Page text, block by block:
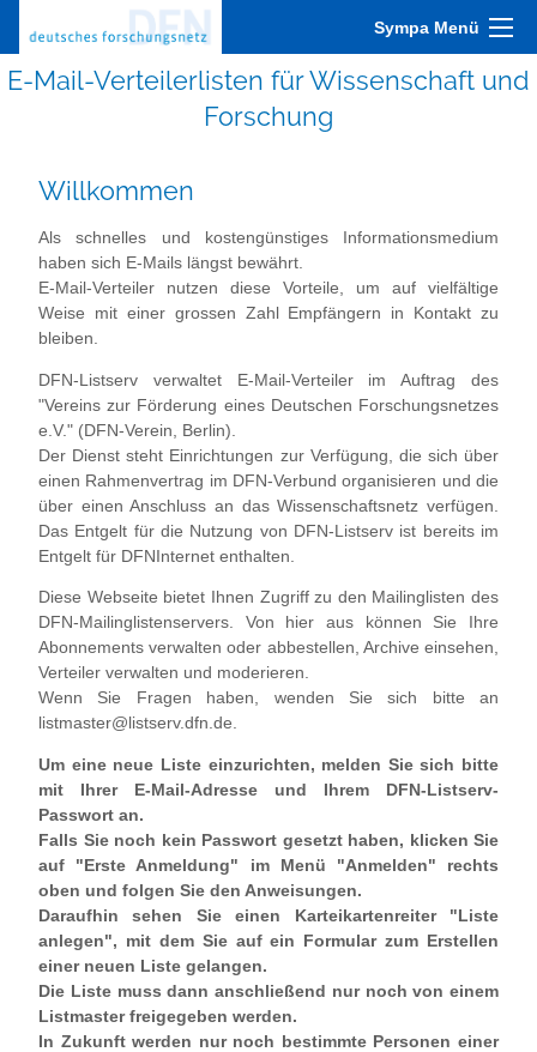
Sympa Menü
E-Mail-Verteilerlisten für Wissenschaft und
Forschung
Willkommen
Als schnelles und kostengünstiges Informationsmedium
haben sich E-Mails längst bewährt.
E-Mail-Verteiler nutzen diese Vorteile, um auf vielfältige
Weise mit einer grossen Zahl Empfängern in Kontakt zu
bleiben.
DFN-Listserv verwaltet E-Mail-Verteiler im Auftrag des
"Vereins zur Förderung eines Deutschen Forschungsnetzes
e.V." (DFN-Verein, Berlin).
Der Dienst steht Einrichtungen zur Verfügung, die sich über
einen Rahmenvertrag im DFN-Verbund organisieren und die
über einen Anschluss an das Wissenschaftsnetz verfügen.
Das Entgelt für die Nutzung von DFN-Listserv ist bereits im
Entgelt für DFNInternet enthalten.
Diese Webseite bietet Ihnen Zugriff zu den Mailinglisten des
DFN-Mailinglistenservers. Von hier aus können Sie Ihre
Abonnements verwalten oder abbestellen, Archive einsehen,
Verteiler verwalten und moderieren.
Wenn Sie Fragen haben, wenden Sie sich bitte an
listmaster@listserv.dfn.de.
Um eine neue Liste einzurichten, melden Sie sich bitte
mit Ihrer E-Mail-Adresse und Ihrem DFN-Listserv-
Passwort an.
Falls Sie noch kein Passwort gesetzt haben, klicken Sie
auf "Erste Anmeldung" im Menü "Anmelden" rechts
oben und folgen Sie den Anweisungen.
Daraufhin sehen Sie einen Karteikartenreiter "Liste
anlegen", mit dem Sie auf ein Formular zum Erstellen
einer neuen Liste gelangen.
Die Liste muss dann anschließend nur noch von einem
Listmaster freigegeben werden.
In Zukunft werden nur noch bestimmte Personen einer